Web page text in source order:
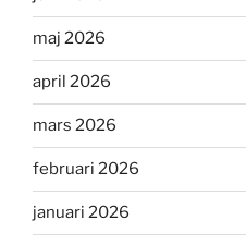
maj 2026
april 2026
mars 2026
februari 2026
januari 2026